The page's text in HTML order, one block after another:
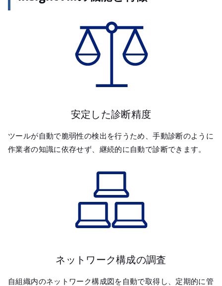
安定した診断精度
ツールが自動で脆弱性の検出を行うため、手動診断のように
作業者の知識に依存せず、継続的に自動で診断できます。
ネットワーク構成の調査
自組織内のネットワーク構成図を自動で取得し、定期的に管